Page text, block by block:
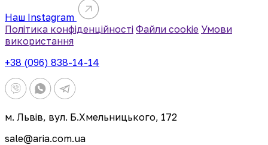
Наш Instagram
Політика конфіденційності Файли cookie Умови
використання
+38 (096) 838-14-14
м. Львів, вул. Б.Хмельницького, 172
sale@aria.com.ua